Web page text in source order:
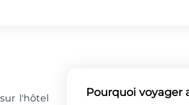
l'hôtel
Pourquoi voyager